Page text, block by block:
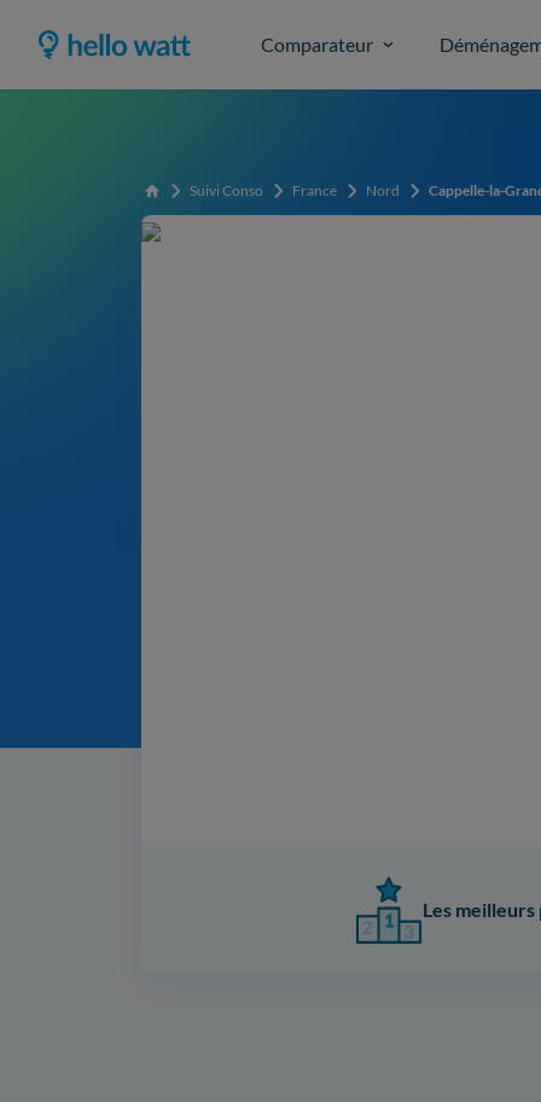
Comparateur
Accueil Suivi Conso France Nord Cappelle-la-
Les meilleurs